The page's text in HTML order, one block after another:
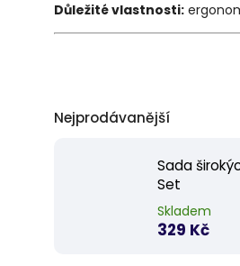
Důležité vlastnosti:
Nejprodávanější
Sada
Set
Skladem
329 Kč